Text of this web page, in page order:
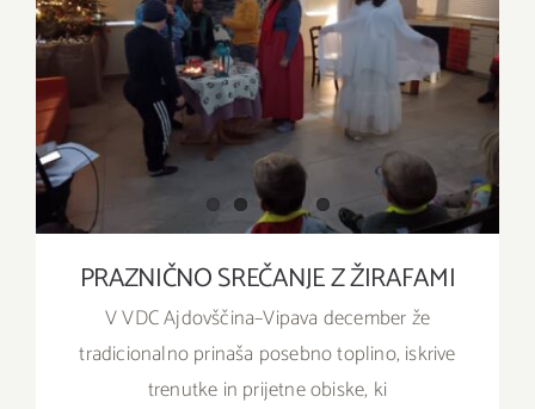
PRAZNIČNO SREČANJE Z ŽIRAFAMI
PRAZNIČNO SREČANJE Z ŽIRAFAMI
V VDC Ajdovščina–Vipava december že
tradicionalno prinaša posebno toplino, iskrive
trenutke in prijetne obiske, ki